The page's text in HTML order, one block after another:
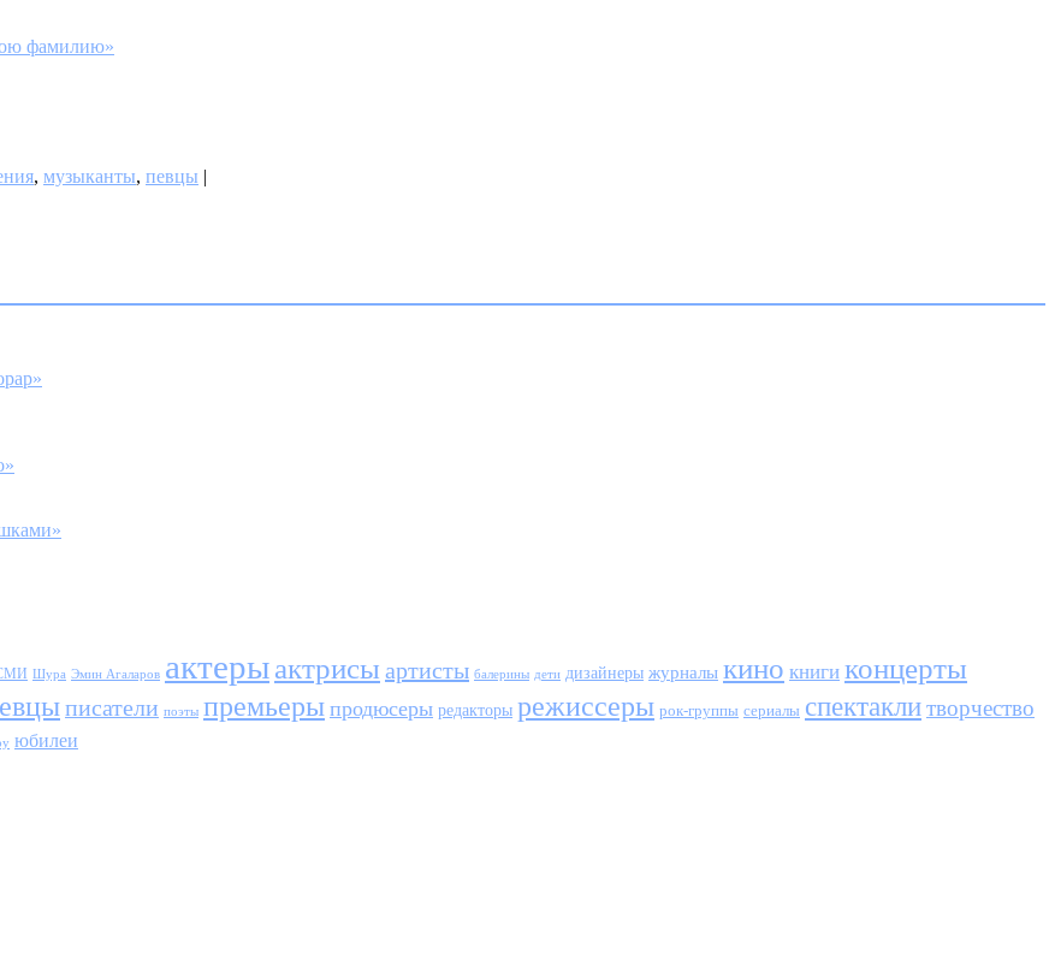
фамилию»
, музыканты, певцы |
Шура Эмин Агаларов актерыактрисы артисты балерины дети дизайнеры журналы кино книги концерты
писатели поэты премьеры продюсеры редакторы режиссеры рок-группы сериалы спектаклитворчество
юбилеи